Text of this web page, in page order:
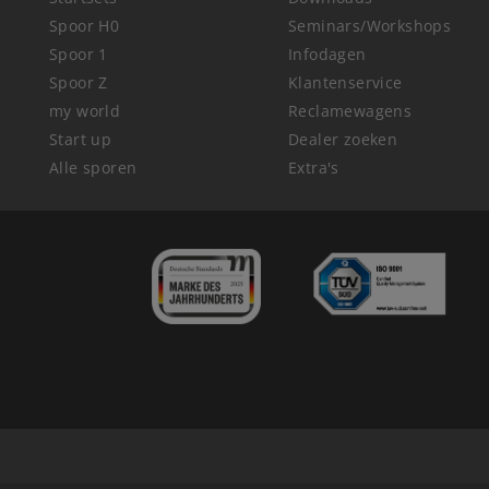
Spoor H0
Spoor 1
Spoor Z
my world
Start up
Alle sporen
Seminars/Workshops
Infodagen
Klantenservice
Reclamewagens
Dealer zoeken
Extra's